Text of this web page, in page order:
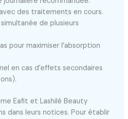
des traitements en cours.
de plusieurs
pour maximiser l’absorption
en cas d’effets secondaires
Eafit et Lashilé Beauty
dans leurs notices. Pour établir